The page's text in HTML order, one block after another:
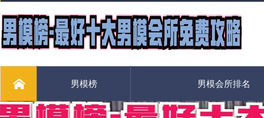
男模榜 男模会所排名